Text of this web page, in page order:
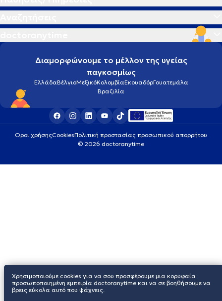
Διαμορφώνουμε το μέλλον της υγείας
παγκοσμίως
ΕλλάδαΒέλγιοΜεξικόΚολομβίαΕκουαδόρΓουατεμάλα
Βραζιλία
Οροι χρήσηςCookiesΠολιτική προστασίας προσωπικού απορρήτου
© 2026 doctoranytime
Χρησιμοποιούμε cookies για να σου προσφέρουμε μια κορυφαία
προσωποποιημένη εμπειρία doctoranytime και να σε βοηθήσουμε να
βρεις εύκολα αυτό που ψάχνεις.